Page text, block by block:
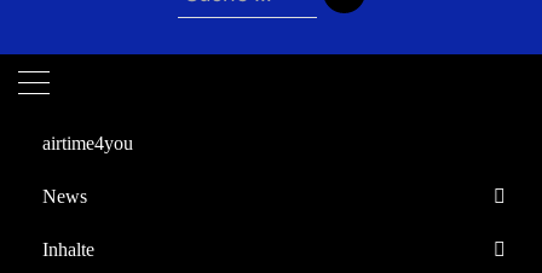
nach:
airtime4you
News
Europa-Park
Inhalte
Startseite